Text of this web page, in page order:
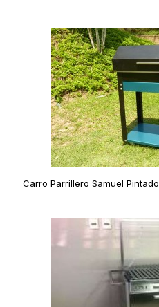
Carro Parrillero Samuel Pintado